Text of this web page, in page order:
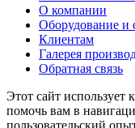
О компании
Оборудование и
Клиентам
Галерея
Обратная связь
Этот сайт
помочь вам в
пользовательский